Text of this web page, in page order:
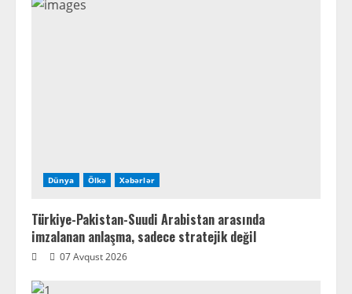
Dünya Ölkə Xəbərlər
Türkiye-Pakistan-Suudi Arabistan arasında
imzalanan anlaşma, sadece stratejik değil
07 Avqust 2026